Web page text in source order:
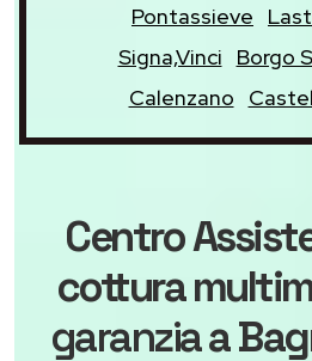
Pontassieve
Signa,Vinci
Borgo
Calenzano
Centro
cottura
garanziaa